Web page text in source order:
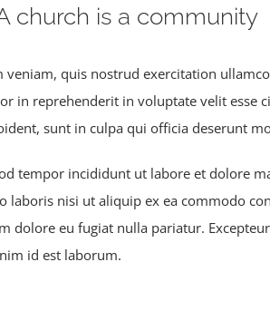
church is a community
quis nostrud exercitation
in reprehenderit in voluptate velit esse
sunt in culpa qui officia deserunt
tempor incididunt ut labore et dolore
laboris nisi ut aliquip ex ea commodo
dolore eu fugiat nulla pariatur.
id est laborum.